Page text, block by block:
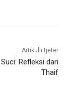
Artikulli tjetër
Refleksi dari
Thaif